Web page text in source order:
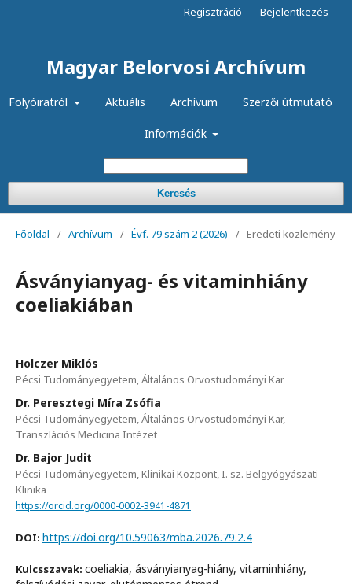
Magyar Belorvosi Archívum
Folyóiratról Aktuális Archívum Szerzői útmutató
Információk
Keresés
Regisztráció Bejelentkezés
Főoldal / Archívum / Évf. 79 szám 2 (2026) / Eredeti közlemény
Ásványianyag- és vitaminhiány
coeliakiában
Holczer Miklós
Pécsi Tudományegyetem, Általános Orvostudományi Kar
Dr. Peresztegi Míra Zsófia
Pécsi Tudományegyetem, Általános Orvostudományi Kar,
Transzlációs Medicina Intézet
Dr. Bajor Judit
Pécsi Tudományegyetem, Klinikai Központ, I. sz. Belgyógyászati
Klinika
https://orcid.org/0000-0002-3941-4871
DOI: https://doi.org/10.59063/mba.2026.79.2.4
Kulcsszavak: coeliakia, ásványianyag-hiány, vitaminhiány,